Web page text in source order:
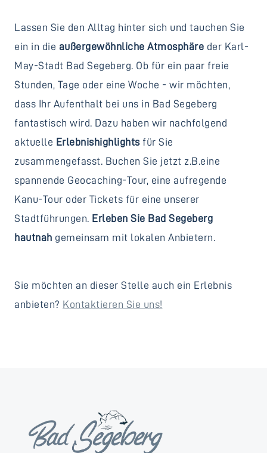
Lassen Sie den Alltag hinter sich und tauchen Sie
ein in die außergewöhnliche Atmosphäre der Karl-
May-Stadt Bad Segeberg. Ob für ein paar freie
Stunden, Tage oder eine Woche - wir möchten,
dass Ihr Aufenthalt bei uns in Bad Segeberg
fantastisch wird. Dazu haben wir nachfolgend
aktuelle Erlebnishighlightsfür Sie
zusammengefasst. Buchen Sie jetzt z.B.eine
spannende Geocaching-Tour, eine aufregende
Kanu-Tour oder Tickets für eine unserer
Stadtführungen. Erleben Sie Bad Segeberg
hautnah gemeinsam mit lokalen Anbietern.
Sie möchten an dieser Stelle auch ein Erlebnis
anbieten? Kontaktieren Sie uns!